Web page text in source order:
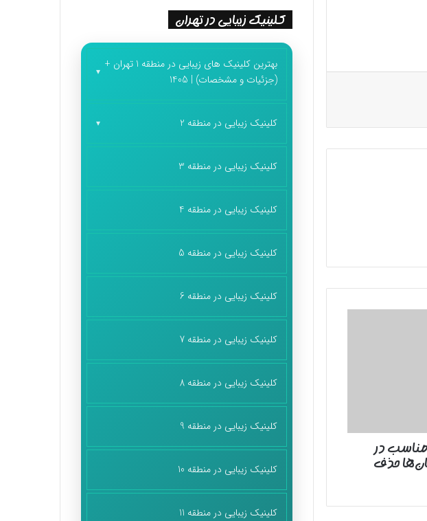
در
حذف
کلینیک زیبایی در تهران
بهترین کلینیک های زیبایی در منطقه 1 تهران +
(جزئیات و مشخصات) | 1405
کلینیک زیبایی در منطقه 2
کلینیک زیبایی در منطقه 3
کلینیک زیبایی در منطقه 4
کلینیک زیبایی در منطقه 5
کلینیک زیبایی در منطقه 6
کلینیک زیبایی در منطقه 7
کلینیک زیبایی در منطقه 8
کلینیک زیبایی در منطقه 9
کلینیک زیبایی در منطقه 10
کلینیک زیبایی در منطقه 11